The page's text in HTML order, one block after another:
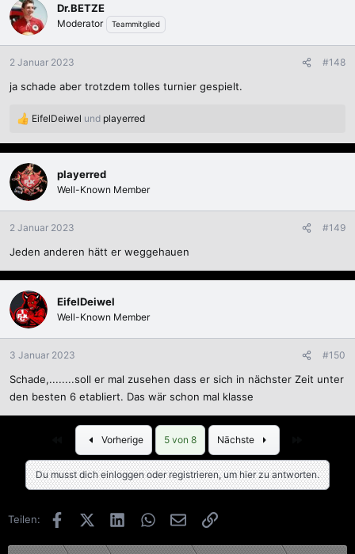
Dr.BETZE
Moderator Teammitglied
2 Januar 2023 #148
ja schade aber trotzdem tolles turnier gespielt.
R
a
k
t
i
o
n
n
EifelDeiwel und playerred
playerred
Well-Known Member
2 Januar 2023 #149
Jeden anderen hätt er weggehauen
EifelDeiwel
Well-Known Member
3 Januar 2023 #150
Schade,........soll er mal zusehen dass er sich in nächster Zeit unter
den besten 6 etabliert. Das wär schon mal klasse
Vorherige 5 von 8 Nächste
Du musst dich einloggen oder registrieren, um hier zu antworten.
Teilen: FacebookX (Twitter)LinkedInWhatsApp
E-MailLink